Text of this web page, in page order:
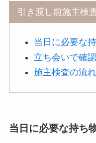
引き渡し前施主検
当日に必要な
立ち会いで確
施主検査の流れ
当日に必要な持ち